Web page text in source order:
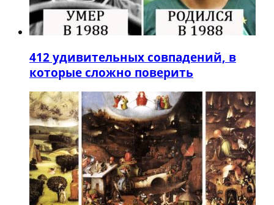
412 удивительных совпадений, в
которые сложно поверить